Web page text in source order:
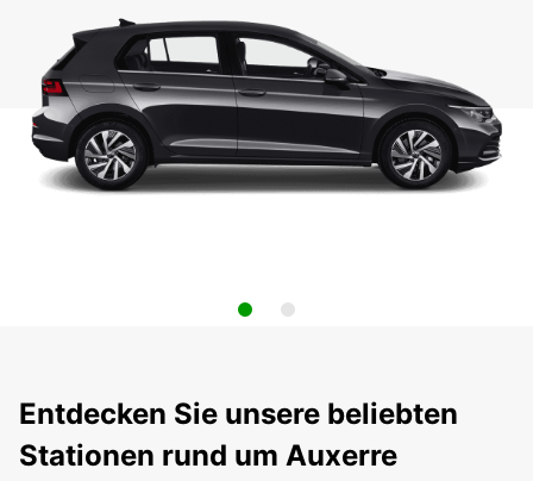
Entdecken Sie unsere beliebten
Stationen rund um Auxerre